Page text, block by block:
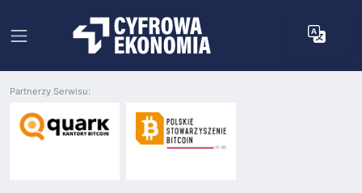
Partnerzy Serwisu: